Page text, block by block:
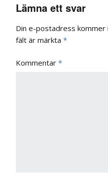
Lämna ett svar
Din e-postadress kommer
fält är märkta *
Kommentar *